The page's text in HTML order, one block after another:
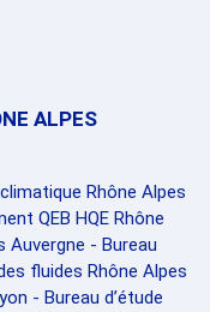
ALPES
Rhône Alpes
QEB HQE Rhône
Auvergne - Bureau
fluides Rhône Alpes
- Bureau d’étude